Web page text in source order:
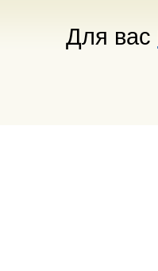
Для вас